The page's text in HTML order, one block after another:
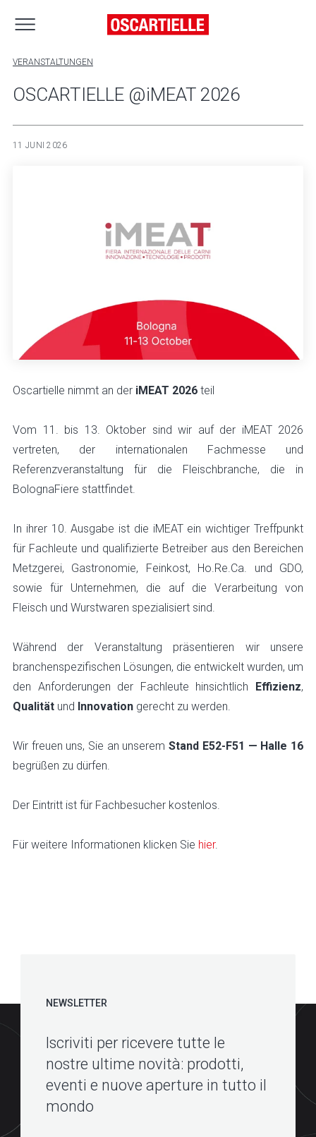
VERANSTALTUNGEN
OSCARTIELLE @iMEAT 2026
11 JUNI 2026
Oscartielle nimmt an der iMEAT 2026 teil
Vom 11. bis 13. Oktober sind wir auf der iMEAT 2026
vertreten, der internationalen Fachmesse und
Referenzveranstaltung für die Fleischbranche, die in
BolognaFiere stattfindet.
In ihrer 10. Ausgabe ist die iMEAT ein wichtiger Treffpunkt
für Fachleute und qualifizierte Betreiber aus den Bereichen
Metzgerei, Gastronomie, Feinkost, Ho.Re.Ca. und GDO,
sowie für Unternehmen, die auf die Verarbeitung von
Fleisch und Wurstwaren spezialisiert sind.
Während der Veranstaltung präsentieren wir unsere
branchenspezifischen Lösungen, die entwickelt wurden, um
den Anforderungen der Fachleute hinsichtlich Effizienz,
Qualität und Innovation gerecht zu werden.
Wir freuen uns, Sie an unseremStand E52-F51 — Halle 16
begrüßen zu dürfen.
Der Eintritt ist für Fachbesucher kostenlos.
Für weitere Informationen klicken Sie hier.
NEWSLETTER
Iscriviti per ricevere tutte le
nostre ultime novità: prodotti,
eventi e nuove aperture in tutto il
mondo